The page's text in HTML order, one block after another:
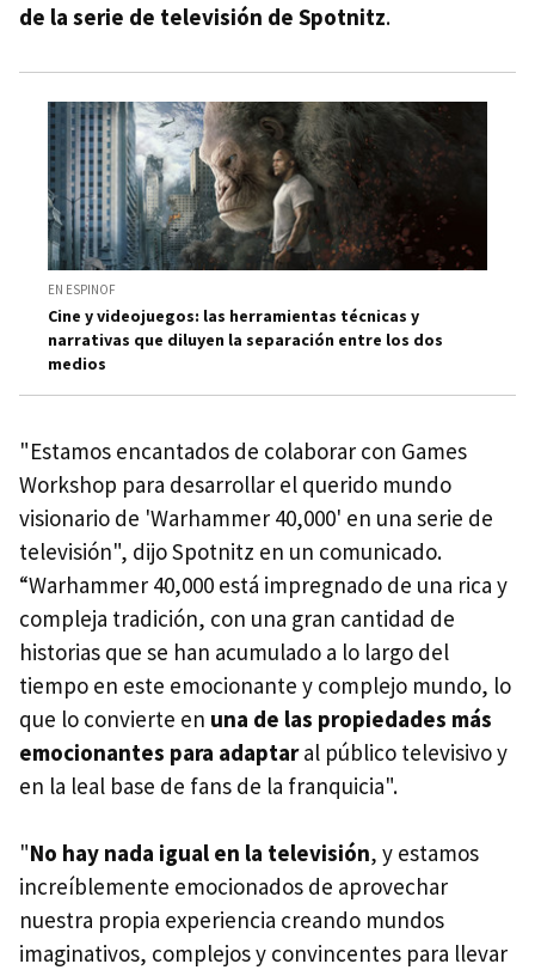
de la serie de televisión de Spotnitz.
EN ESPINOF
Cine y videojuegos: las herramientas técnicas y
narrativas que diluyen la separación entre los dos
medios
"Estamos encantados de colaborar con Games
Workshop para desarrollar el querido mundo
visionario de 'Warhammer 40,000' en una serie de
televisión", dijo Spotnitz en un comunicado.
“Warhammer 40,000 está impregnado de una rica y
compleja tradición, con una gran cantidad de
historias que se han acumulado a lo largo del
tiempo en este emocionante y complejo mundo, lo
que lo convierte en una de las propiedades más
emocionantes para adaptaral público televisivo y
en la leal base de fans de la franquicia".
"No hay nada igual en la televisión, y estamos
increíblemente emocionados de aprovechar
nuestra propia experiencia creando mundos
imaginativos, complejos y convincentes para llevar